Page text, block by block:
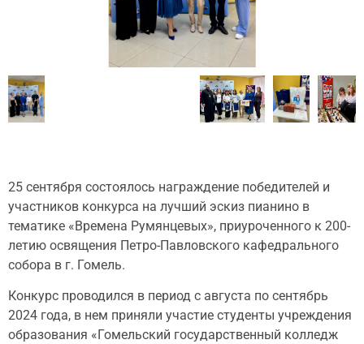
25 сентября состоялось награждение победителей и
участников конкурса на лучший эскиз пианино в
тематике «Времена Румянцевых», приуроченного к 200-
летию освящения Петро-Павловского кафедрального
собора в г. Гомель.
Конкурс проводился в период с августа по сентябрь
2024 года, в нем приняли участие студенты учреждения
образования «Гомельский государственный колледж